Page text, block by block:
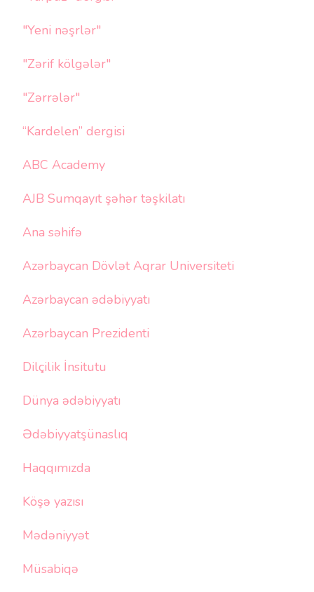
"Yeni nəşrlər"
"Zərif kölgələr"
"Zərrələr"
“Kardelen” dergisi
ABC Academy
AJB Sumqayıt şəhər təşkilatı
Ana səhifə
Azərbaycan Dövlət Aqrar Universiteti
Azərbaycan ədəbiyyatı
Azərbaycan Prezidenti
Dilçilik İnsitutu
Dünya ədəbiyyatı
Ədəbiyyatşünaslıq
Haqqımızda
Köşə yazısı
Mədəniyyət
Müsabiqə